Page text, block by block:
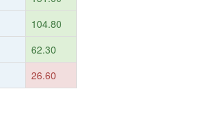
104.80
62.30
26.60